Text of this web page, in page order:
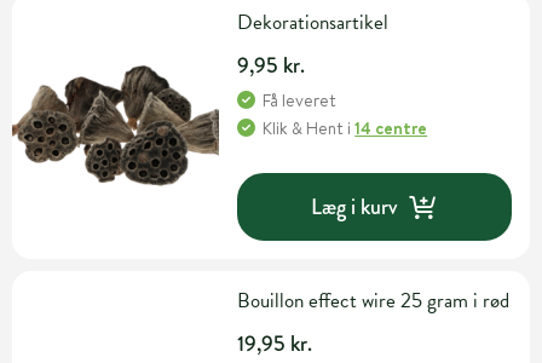
Dekorationsartikel
9,95 kr.
Få leveret
Klik & Hent i14 centre
Læg i kurv
Bouillon effect wire 25 gram i rød
19,95 kr.